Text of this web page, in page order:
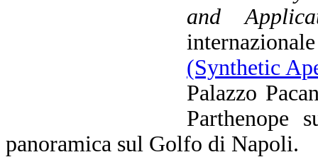
and
(Synthetic
Palazzo
Parthenope
panoramica sul Golfo di Napoli.